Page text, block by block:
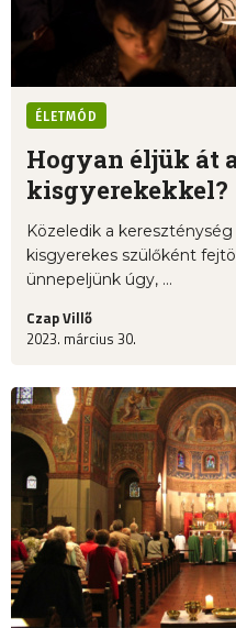
ÉLETMÓD
Hogyan éljük át
kisgyerekekkel?
Közeledik a
kisgyerekes szülőként
ünnepeljünk úgy, ...
Czap Villő
2023. március 30.